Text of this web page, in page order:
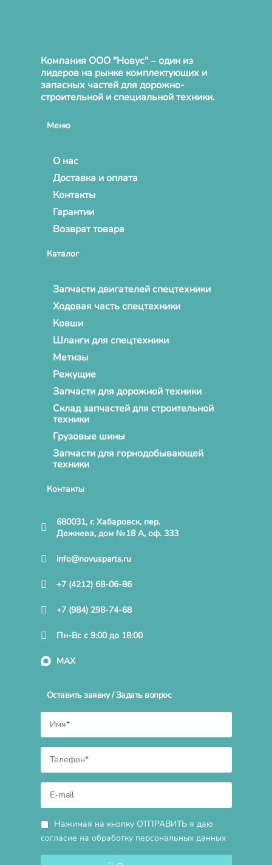
Компания ООО "Новус" – один из
лидеров на рынке комплектующих и
запасных частей для дорожно-
строительной и специальной техники.
Меню
О нас
Доставка и оплата
Контакты
Гарантии
Возврат товара
Каталог
Запчасти двигателей спецтехники
Ходовая часть спецтехники
Ковши
Шланги для спецтехники
Метизы
Режущие
Запчасти для дорожной техники
Склад запчастей для строительной
техники
Грузовые шины
Запчасти для горнодобывающей
техники
Контакты
680031, г. Хабаровск, пер.
Дежнева, дом №18 А, оф. 333
info@novusparts.ru
+7 (4212) 68-06-86
+7 (984) 298-74-68
Пн-Вс с 9:00 до 18:00
MAX
Оставить заявку / Задать вопрос
Нажимая на кнопку ОТПРАВИТЬ я даю
согласие на обработку персональных данных